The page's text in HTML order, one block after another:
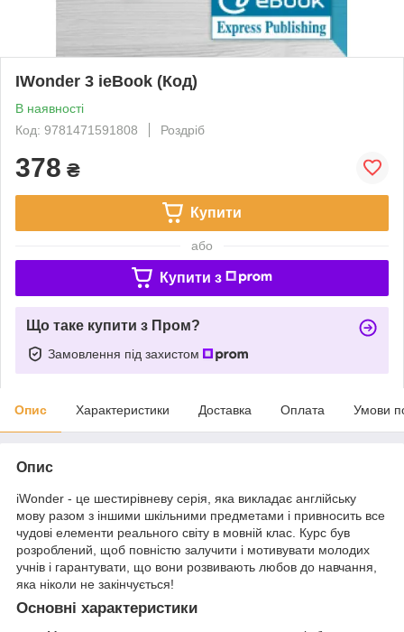
IWonder 3 ieBook (Код)
В наявності
Код: 9781471591808
Роздріб
378 ₴
Купити
або
Купити з
Що таке купити з Пром?
Замовлення під захистом
Опис Характеристики Доставка Оплата Умови
Опис
iWonder - це шестирівневу серія, яка викладає англійську
мову разом з іншими шкільними предметами і привносить все
чудові елементи реального світу в мовній клас. Курс був
розроблений, щоб повністю залучити і мотивувати молодих
учнів і гарантувати, що вони розвивають любов до навчання,
яка ніколи не закінчується!
Основні характеристики